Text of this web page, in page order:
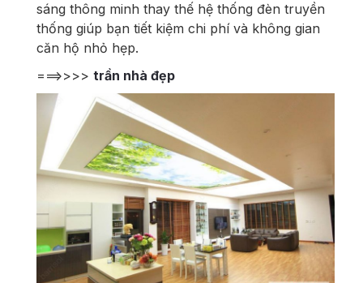
sáng thông minh thay thế hệ thống đèn truyền
thống giúp bạn tiết kiệm chi phí và không gian
căn hộ nhỏ hẹp.
===>>>> trần nhà đẹp